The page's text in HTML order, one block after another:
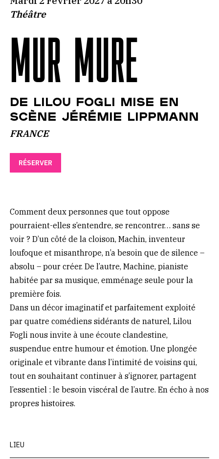
Théâtre
MUR MURE
DE LILOU FOGLI MISE EN
SCÈNE JÉRÉMIE LIPPMANN
FRANCE
RÉSERVER
Comment deux personnes que tout oppose
pourraient-elles s’entendre, se rencontrer… sans se
voir ? D’un côté de la cloison, Machin, inventeur
loufoque et misanthrope, n’a besoin que de silence –
absolu – pour créer. De l’autre, Machine, pianiste
habitée par sa musique, emménage seule pour la
première fois.
Dans un décor imaginatif et parfaitement exploité
par quatre comédiens sidérants de naturel, Lilou
Fogli nous invite à une écoute clandestine,
suspendue entre humour et émotion. Une plongée
originale et vibrante dans l’intimité de voisins qui,
tout en souhaitant continuer à s’ignorer, partagent
l’essentiel : le besoin viscéral de l’autre. En écho à nos
propres histoires.
LIEU